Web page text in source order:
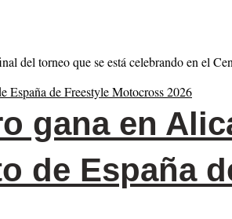
del torneo que se está celebrando en el
gana en
de España